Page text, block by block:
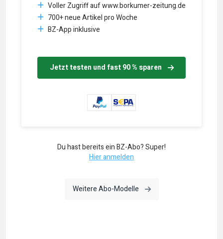
Voller Zugriff auf www.borkumer-zeitung.de
700+ neue Artikel pro Woche
BZ-App inklusive
Jetzt testen und fast 90 % sparen
Du hast bereits ein BZ-Abo? Super!
Hier anmelden
Weitere Abo-Modelle